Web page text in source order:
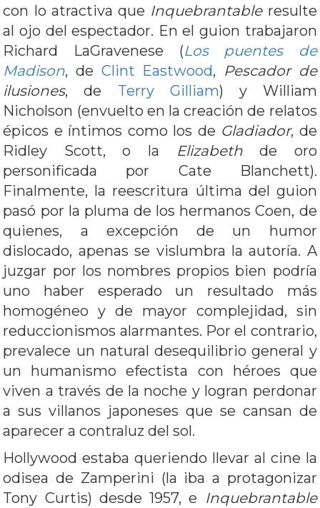
con lo atractiva que Inquebrantableresulte
al ojo del espectador. En el guion trabajaron
Richard LaGravenese (Los puentes de
Madison, de Clint Eastwood, Pescador de
ilusiones, de Terry Gilliam) y William
Nicholson (envuelto en la creación de relatos
épicos e íntimos como los de Gladiador, de
Ridley Scott, o la
Elizabethde oro
personificada por Cate Blanchett).
Finalmente, la reescritura última del guion
pasó por la pluma de los hermanos Coen, de
quienes, a excepción de un humor
dislocado, apenas se vislumbra la autoría. A
juzgar por los nombres propios bien podría
uno haber esperado un resultado más
homogéneo y de mayor complejidad, sin
reduccionismos alarmantes. Por el contrario,
prevalece un natural desequilibrio general y
un humanismo efectista con héroes que
viven a través de la noche y logran perdonar
a sus villanos japoneses que se cansan de
aparecer a contraluz del sol.
Hollywood estaba queriendo llevar al cine la
odisea de Zamperini (la iba a protagonizar
Tony Curtis) desde 1957, e Inquebrantable